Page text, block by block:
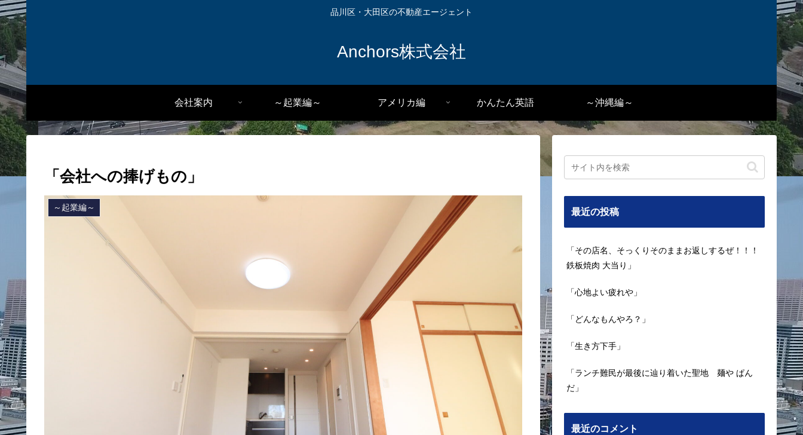
品川区・大田区の不動産エージェント
Anchors株式会社
会社案内 ～起業編～ アメリカ編 かんたん英語 ～沖縄編～
「会社への捧げもの」
～起業編～ 最近の投稿
「その店名、そっくりそのままお返しするぜ！！！
鉄板焼肉 大当り」
「心地よい疲れや」
「どんなもんやろ？」
「生き方下手」
「ランチ難民が最後に辿り着いた聖地 麺や ぱん
だ」
最近のコメント